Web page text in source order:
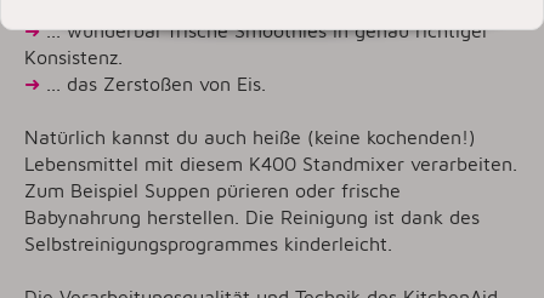
➜... wunderbar frische Smoothies in genau richtiger
Konsistenz.
➜ ... das Zerstoßen von Eis.
Natürlich kannst du auch heiße (keine kochenden!)
Lebensmittel mit diesem K400 Standmixer verarbeiten.
Zum Beispiel Suppen pürieren oder frische
Babynahrung herstellen. Die Reinigung ist dank des
Selbstreinigungsprogrammes kinderleicht.